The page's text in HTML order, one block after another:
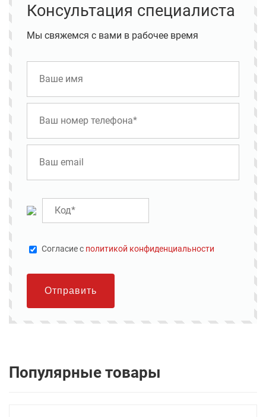
Консультация специалиста
Мы свяжемся с вами в рабочее время
Cогласие с политикой конфиденциальности
Отправить
Популярные товары